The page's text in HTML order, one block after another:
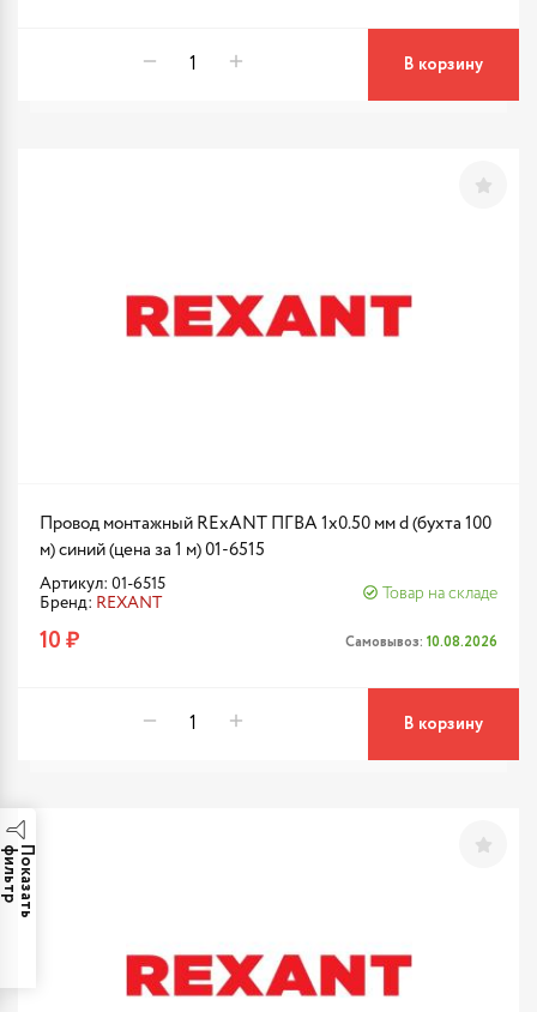
П
о
к
а
з
а
т
ь
ф
и
л
ь
т
В корзину
Провод монтажный RExANT ПГВА 1х0.50 мм d (бухта 100
м) синий (цена за 1 м) 01-6515
Артикул: 01-6515
Бренд: REXANT
Товар на складе
10 ₽ Самовывоз: 10.08.2026
В корзину